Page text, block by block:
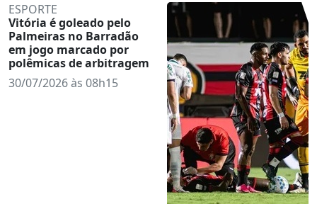
ESPORTE
Vitória é goleado pelo
Palmeiras no Barradão
em jogo marcado por
polêmicas de arbitragem
30/07/2026 às 08h15